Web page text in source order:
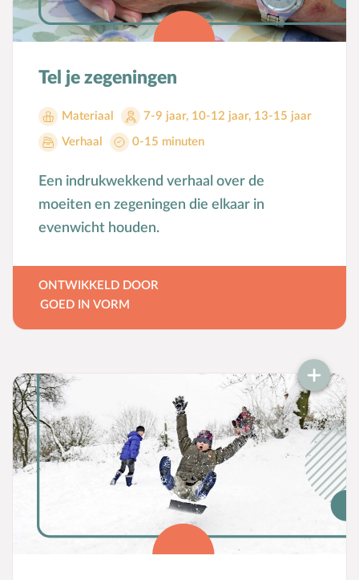
Tel je zegeningen
Materiaal 7-9 jaar, 10-12 jaar, 13-15 jaar
Verhaal 0-15 minuten
Een indrukwekkend verhaal over de
moeiten en zegeningen die elkaar in
evenwicht houden.
ONTWIKKELD DOOR
GOED IN VORM